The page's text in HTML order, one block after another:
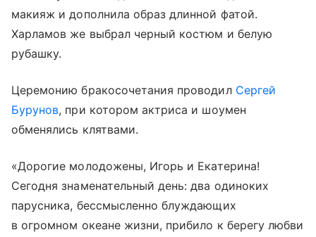
макияж и дополнила образ длинной фатой.
Харламов же выбрал черный костюм и белую
рубашку.
Церемонию бракосочетания проводил Сергей
Бурунов, при котором актриса и шоумен
обменялись клятвами.
«Дорогие молодожены, Игорь и Екатерина!
Сегодня знаменательный день: два одиноких
парусника, бессмысленно блуждающих
в огромном океане жизни, прибило к берегу любви